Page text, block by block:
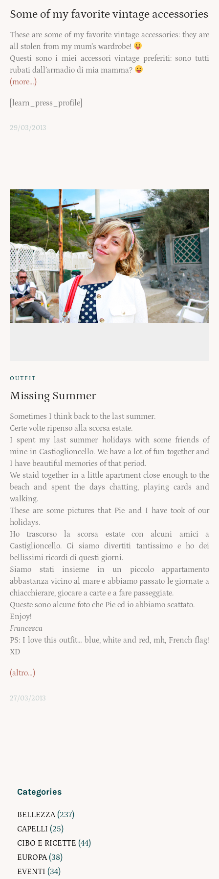
Some of my favorite vintage accessories
These are some of my favorite vintage accessories: they are
all stolen from my mum’s wardrobe!
Questi sono i miei accessori vintage preferiti: sono tutti
rubati dall’armadio di mia mamma?
(more…)
[learn_press_profile]
29/03/2013
OUTFIT
Missing Summer
Sometimes I think back to the last summer.
Certe volte ripenso alla scorsa estate.
I spent my last summer holidays with some friends of
mine in Castioglioncello. We have a lot of fun together and
I have beautiful memories of that period.
We staid together in a little apartment close enough to the
beach and spent the days chatting, playing cards and
walking.
These are some pictures that Pie and I have took of our
holidays.
Ho trascorso la scorsa estate con alcuni amici a
Castiglioncello. Ci siamo divertiti tantissimo e ho dei
bellissimi ricordi di questi giorni.
Siamo stati insieme in un piccolo appartamento
abbastanza vicino al mare e abbiamo passato le giornate a
chiacchierare, giocare a carte e a fare passeggiate.
Queste sono alcune foto che Pie ed io abbiamo scattato.
Enjoy!
Francesca
PS: I love this outfit… blue, white and red, mh, French flag!
XD
(altro…)
27/03/2013
Categories
BELLEZZA (237)
CAPELLI (25)
CIBO E RICETTE (44)
EUROPA (38)
EVENTI (34)